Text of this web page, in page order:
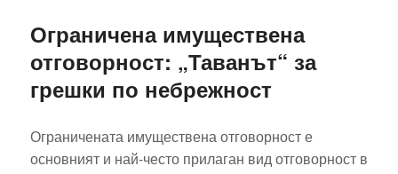
Ограничена имуществена
отговорност: „Таванът“ за
грешки по небрежност
Ограничената имуществена отговорност е
основният и най-често прилаган вид отговорност в